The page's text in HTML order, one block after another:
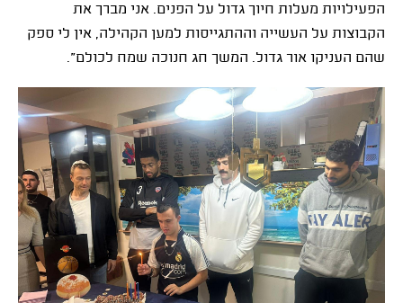
הפעילויות מעלות חיוך גדול על הפנים. אני מברך את
הקבוצות על העשייה וההתגייסות למען הקהילה, אין לי ספק
שהם העניקו אור גדול. המשך חג חנוכה שמח לכולם".